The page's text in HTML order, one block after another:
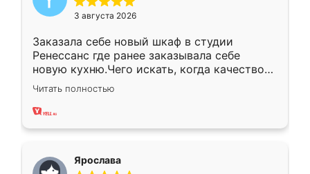
3 августа 2026
Заказала себе новый шкаф в студии
Ренессанс где ранее заказывала себе
новую кухню.Чего искать, когда качеством
вполне довольна. Служит кухня уже почти
два года, нареканий нет.
Читать полностью
Ярослава